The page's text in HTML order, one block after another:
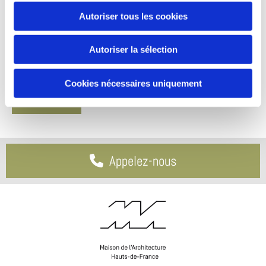
Autoriser tous les cookies
Autoriser la sélection
Cookies nécessaires uniquement
Appelez-nous